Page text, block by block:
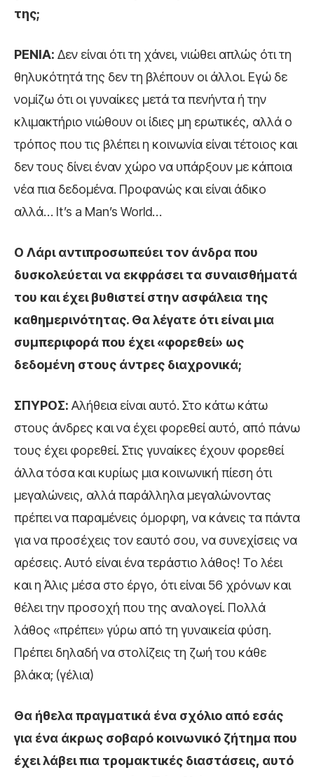
της;
ΡΕΝΙΑ: Δεν είναι ότι τη χάνει, νιώθει απλώς ότι τη
θηλυκότητά της δεν τη βλέπουν οι άλλοι. Εγώ δε
νομίζω ότι οι γυναίκες μετά τα πενήντα ή την
κλιμακτήριο νιώθουν οι ίδιες μη ερωτικές, αλλά ο
τρόπος που τις βλέπει η κοινωνία είναι τέτοιος και
δεν τους δίνει έναν χώρο να υπάρξουν με κάποια
νέα πια δεδομένα. Προφανώς και είναι άδικο
αλλά… It’s a Man’s World…
Ο Λάρι αντιπροσωπεύει τον άνδρα που
δυσκολεύεται να εκφράσει τα συναισθήματά
του και έχει βυθιστεί στην ασφάλεια της
καθημερινότητας. Θα λέγατε ότι είναι μια
συμπεριφορά που έχει «φορεθεί» ως
δεδομένη στους άντρες διαχρονικά;
ΣΠΥΡΟΣ:Aλήθεια είναι αυτό. Στο κάτω κάτω
στους άνδρες και να έχει φορεθεί αυτό, από πάνω
τους έχει φορεθεί. Στις γυναίκες έχουν φορεθεί
άλλα τόσα και κυρίως μια κοινωνική πίεση ότι
μεγαλώνεις, αλλά παράλληλα μεγαλώνοντας
πρέπει να παραμένεις όμορφη, να κάνεις τα πάντα
για να προσέχεις τον εαυτό σου, να συνεχίσεις να
αρέσεις. Αυτό είναι ένα τεράστιο λάθος! Το λέει
και η Άλις μέσα στο έργο, ότι είναι 56 χρόνων και
θέλει την προσοχή που της αναλογεί. Πολλά
λάθος «πρέπει» γύρω από τη γυναικεία φύση.
Πρέπει δηλαδή να στολίζεις τη ζωή του κάθε
βλάκα; (γέλια)
Θα ήθελα πραγματικά ένα σχόλιο από εσάς
για ένα άκρως σοβαρό κοινωνικό ζήτημα που
έχει λάβει πια τρομακτικές διαστάσεις, αυτό